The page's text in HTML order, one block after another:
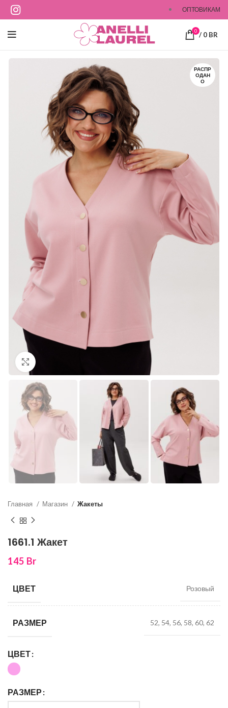
ОПТОВИКАМ
0 / 0 BR
РАСПР
ОДАН
О
Нажмите, чтобы увеличить изображение
Главная Магазин Жакеты
1661.1 Жакет
145 Br
ЦВЕТ Розовый
РАЗМЕР 52, 54, 56, 58, 60, 62
ЦВЕТ
РАЗМЕР